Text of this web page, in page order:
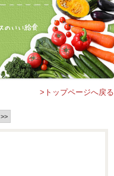
>トップページへ戻る
>>